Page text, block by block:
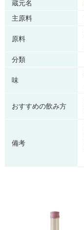
蔵元名
主原料
原料
分類
味
おすすめの飲み方
備考